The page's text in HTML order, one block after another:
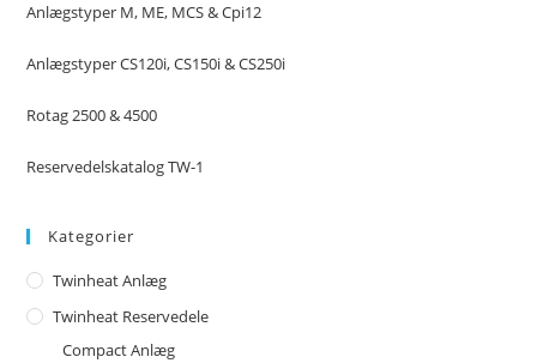
Anlægstyper M, ME, MCS & Cpi12
Anlægstyper CS120i, CS150i & CS250i
Rotag 2500 & 4500
Reservedelskatalog TW-1
Kategorier
Twinheat Anlæg
Twinheat Reservedele
Compact Anlæg